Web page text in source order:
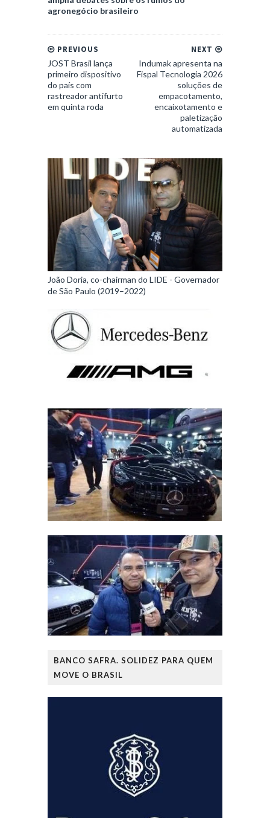
agronegócio brasileiro
NEXT
Indumak apresenta na
Fispal Tecnologia 2026
soluções de
empacotamento,
encaixotamento e
paletização
automatizada
PREVIOUS
JOST Brasil lança
primeiro dispositivo
do país com
rastreador antifurto
em quinta roda
João Doria, co-chairman do LIDE - Governador
de São Paulo (2019–2022)
BANCO SAFRA. SOLIDEZ PARA QUEM
MOVE O BRASIL